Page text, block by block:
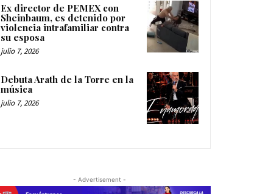
Ex director de PEMEX con
Sheinbaum, es detenido por
violencia intrafamiliar contra
su esposa
julio 7, 2026
Debuta Arath de la Torre en la
música
julio 7, 2026
- Advertisement -